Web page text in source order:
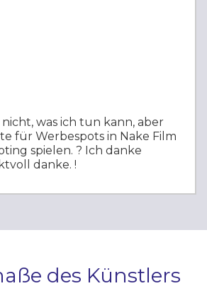
was ich tun kann, aber
für Werbespots in Nake Film
spielen. ? Ich danke
danke. !
des Künstlers